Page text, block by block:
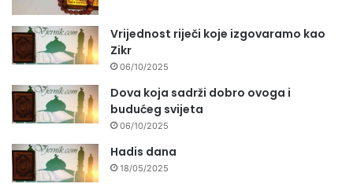
Vrijednost riječi koje izgovaramo kao
Zikr
06/10/2025
Dova koja sadrži dobro ovoga i
budućeg svijeta
06/10/2025
Hadis dana
18/05/2025